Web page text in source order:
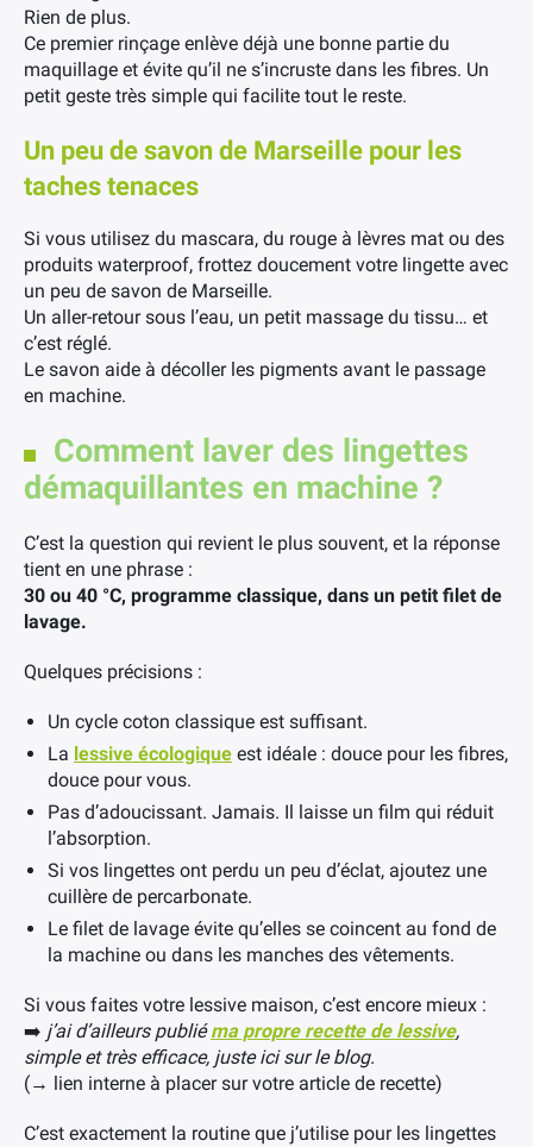
Rien de plus.
Ce premier rinçage enlève déjà une bonne partie du
maquillage et évite qu’il ne s’incruste dans les fibres. Un
petit geste très simple qui facilite tout le reste.
Un peu de savon de Marseille pour les
taches tenaces
Si vous utilisez du mascara, du rouge à lèvres mat ou des
produits waterproof, frottez doucement votre lingette avec
un peu de savon de Marseille.
Un aller-retour sous l’eau, un petit massage du tissu… et
c’est réglé.
Le savon aide à décoller les pigments avant le passage
en machine.
Comment laver des lingettes
démaquillantes en machine ?
C’est la question qui revient le plus souvent, et la réponse
tient en une phrase :
30 ou 40 °C, programme classique, dans un petit filet de
lavage.
Quelques précisions :
Un cycle coton classique est suffisant.
La lessive écologique est idéale : douce pour les fibres,
douce pour vous.
Pas d’adoucissant. Jamais. Il laisse un film qui réduit
l’absorption.
Si vos lingettes ont perdu un peu d’éclat, ajoutez une
cuillère de percarbonate.
Le filet de lavage évite qu’elles se coincent au fond de
la machine ou dans les manches des vêtements.
Si vous faites votre lessive maison, c’est encore mieux :
➡️ j’ai d’ailleurs publiéma propre recette de lessive,
simple et très efficace, juste ici sur le blog.
(→ lien interne à placer sur votre article de recette)
C’est exactement la routine que j’utilise pour les lingettes